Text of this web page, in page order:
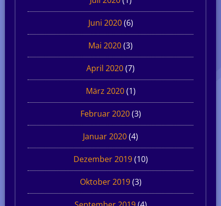
Juni 2020(6)
Mai 2020(3)
April 2020(7)
März 2020(1)
Februar 2020(3)
Januar 2020(4)
Dezember 2019(10)
Oktober 2019(3)